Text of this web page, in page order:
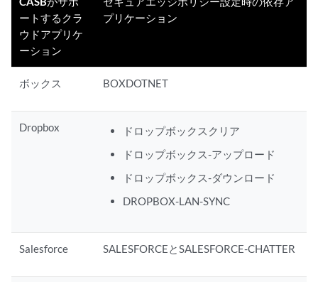
ートするクラ
ウドアプリケ
ーション
プリケーション
ボックス BOXDOTNET
Dropbox
ドロップボックスクリア
ドロップボックス-アップロード
ドロップボックス-ダウンロード
DROPBOX-LAN-SYNC
Salesforce SALESFORCEとSALESFORCE-CHATTER